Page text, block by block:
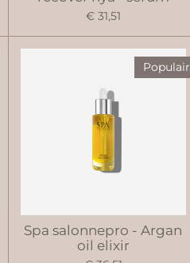
€ 31,51
Populair
Spa salonnepro - Argan
oil elixir